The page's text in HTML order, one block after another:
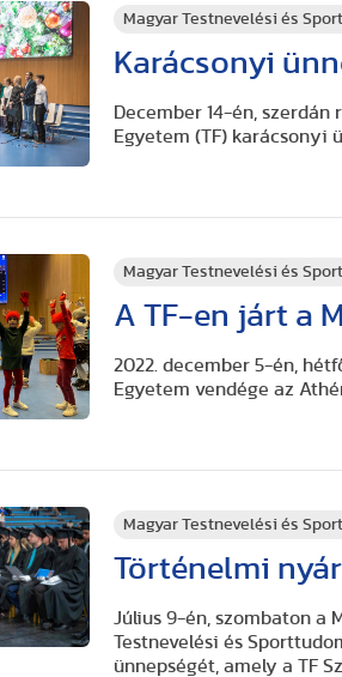
Magyar Testnevelési és
Karácsonyi
December 14-én,
Egyetem (TF) karácsonyi
Magyar Testnevelési és
A TF-en járt a
2022. december 5-én,
Egyetem vendége az
Magyar Testnevelési és
Történelmi
Július 9-én, szombaton a
Testnevelési és
ünnepségét, amely a TF